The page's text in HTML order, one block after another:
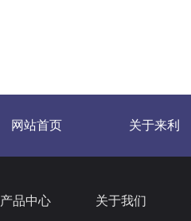
网站首页 关于来利
产品中心 关于我们